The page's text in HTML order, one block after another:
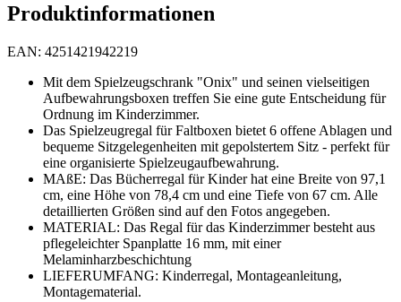
Produktinformationen
EAN: 4251421942219
Mit dem Spielzeugschrank "Onix" und seinen vielseitigen
Aufbewahrungsboxen treffen Sie eine gute Entscheidung für
Ordnung im Kinderzimmer.
Das Spielzeugregal für Faltboxen bietet 6 offene Ablagen und
bequeme Sitzgelegenheiten mit gepolstertem Sitz - perfekt für
eine organisierte Spielzeugaufbewahrung.
MAßE: Das Bücherregal für Kinder hat eine Breite von 97,1
cm, eine Höhe von 78,4 cm und eine Tiefe von 67 cm. Alle
detaillierten Größen sind auf den Fotos angegeben.
MATERIAL: Das Regal für das Kinderzimmer besteht aus
pflegeleichter Spanplatte 16 mm, mit einer
Melaminharzbeschichtung
LIEFERUMFANG: Kinderregal, Montageanleitung,
Montagematerial.